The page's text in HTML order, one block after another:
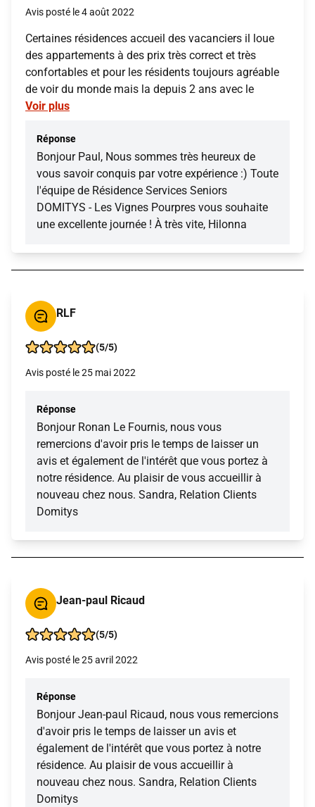
Avis posté le 4 août 2022
Certaines résidences accueil des vacanciers il loue
des appartements à des prix très correct et très
confortables et pour les résidents toujours agréable
de voir du monde mais la depuis 2 ans avec le
Voir plus
Réponse
Bonjour Paul, Nous sommes très heureux de
vous savoir conquis par votre expérience :) Toute
l'équipe de Résidence Services Seniors
DOMITYS - Les Vignes Pourpres vous souhaite
une excellente journée ! À très vite, Hilonna
RLF
(5/5)
Avis posté le 25 mai 2022
Réponse
Bonjour Ronan Le Fournis, nous vous
remercions d'avoir pris le temps de laisser un
avis et également de l'intérêt que vous portez à
notre résidence. Au plaisir de vous accueillir à
nouveau chez nous. Sandra, Relation Clients
Domitys
Jean-paul Ricaud
(5/5)
Avis posté le 25 avril 2022
Réponse
Bonjour Jean-paul Ricaud, nous vous remercions
d'avoir pris le temps de laisser un avis et
également de l'intérêt que vous portez à notre
résidence. Au plaisir de vous accueillir à
nouveau chez nous. Sandra, Relation Clients
Domitys